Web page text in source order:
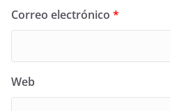
Correo electrónico *
Web